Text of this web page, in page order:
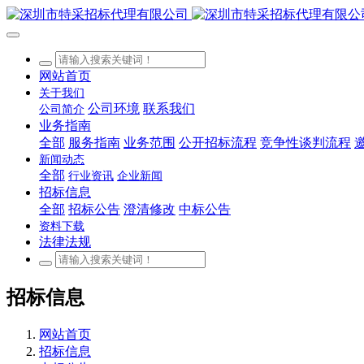
网站首页
关于我们
公司简介 公司环境 联系我们
业务指南
全部 服务指南 业务范围 公开招标流程 竞争性谈判流程
新闻动态
全部 行业资讯 企业新闻
招标信息
全部 招标公告 澄清修改 中标公告
资料下载
法律法规
招标信息
网站首页
招标信息